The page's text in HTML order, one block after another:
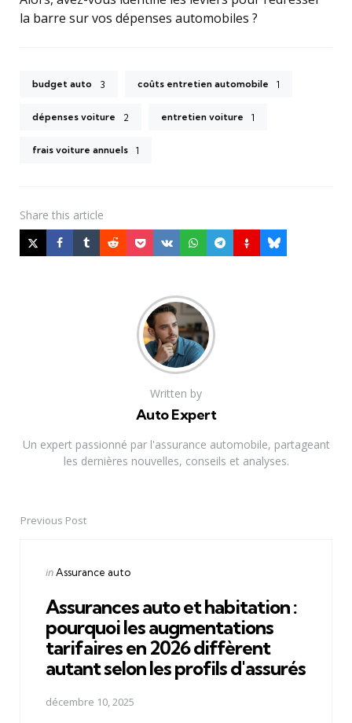
la barre sur vos dépenses automobiles ?
budget auto 3 coûts entretien automobile 1
dépenses voiture 2 entretien voiture 1
frais voiture annuels 1
Share this article
Written by
Auto Expert
Un expert passionné par l'assurance automobile, partageant
les dernières nouvelles, conseils et analyses.
PostPrevious Post
Posted
inAssurance auto
Assurances auto et habitation :
pourquoi les augmentations
tarifaires en 2026 diffèrent
autant selon les profils d'assurés
décembre 10, 2025